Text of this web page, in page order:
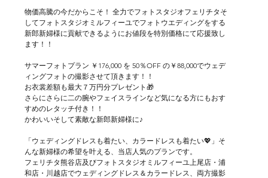
物価高騰の今だからこそ！ 全力でフォトスタジオフェリチタそ
してフォトスタジオミルフィーユでフォトウエディングをする
新郎新婦様に貢献できるようにお値段を特別価格にて応援致し
ます！！
サマーフォトプラン ￥176,000 を 50％OFF の￥88,000でウェデ
ィングフォトの撮影させて頂きます！！
お衣裳差額も最大７万円分プレゼント🎁
さらにさらに二の腕やフェイスラインなど気になる方にもおす
すめのレタッチ付き！！
かわいいそして素敵な新郎新婦様に♪
「ウェディングドレスも着たい、カラードレスも着たい💖」そ
んな新婦様の希望を叶える、当店人気のプランです。
フェリチタ熊谷店及びフォトスタジオミルフィーユ上尾店・浦
和店・川越店でウェディングドレス＆カラードレス、両方撮影